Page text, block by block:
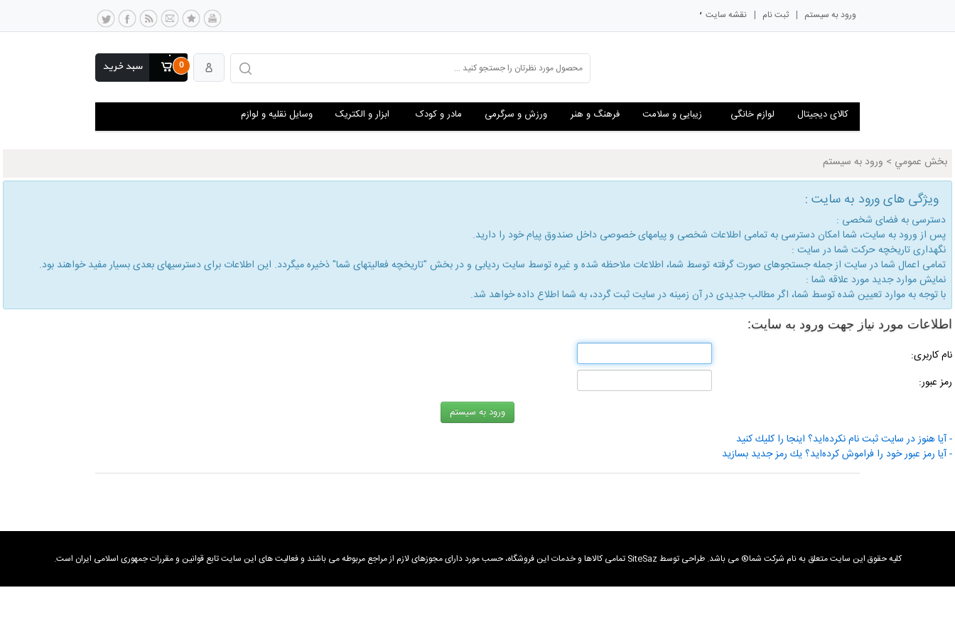
ورود به سیستم | ثبت نام | نقشه سایت ,
سبد خرید 0
کالای دیجیتال لوازم خانگی زیبایی و سلامت فرهنگ و هنر ورزش و سرگرمی مادر و کودک ابزار و الکتریک وسایل نقلیه و لوازم
بخش عمومي > ورود به سیستم
ویژگی های ورود به سایت :
دسترسی به فضای شخصی :
پس از ورود به سایت، شما امكان دسترسی به تمامی اطلاعات شخصی و پیامهای خصوصی داخل صندوق پیام خود را دارید.
نگهداری تاریخچه حركت شما در سایت :
تمامی اعمال شما در سایت از جمله جستجوهای صورت گرفته توسط شما، اطلاعات ملاحظه شده و غیره توسط سایت ردیابی و در بخش "تاریخچه فعالیتهای شما" ذخیره میگردد. این اطلاعات برای دسترسیهای بعدی بسیار مفید خواهند بود.
نمایش موارد جدید مورد علاقه شما :
با توجه به موارد تعیین شده توسط شما، اگر مطالب جدیدی در آن زمینه در سایت ثبت گردد، به شما اطلاع داده خواهد شد.
اطلاعات مورد نیاز جهت ورود به سایت:
نام كاربری:
رمز عبور:
- آیا هنوز در سایت ثبت نام نكرده‌اید؟ اینجا را كلیك كنید
- آیا رمز عبور خود را فراموش كرده‌اید؟ یك رمز جدید بسازید
كليه حقوق اين سايت متعلق به نام شرکت شما® می باشد. طراحی توسط SiteSaz تمامی كالاها و خدمات این فروشگاه، حسب مورد دارای مجوزهای لازم از مراجع مربوطه می باشند و فعالیت های این سایت تابع قوانین و مقررات جمهوری اسلامی ایران است.